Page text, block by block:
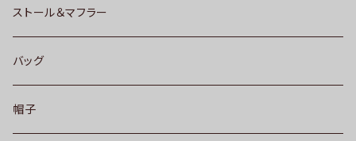
ストール＆マフラー
バッグ
帽子